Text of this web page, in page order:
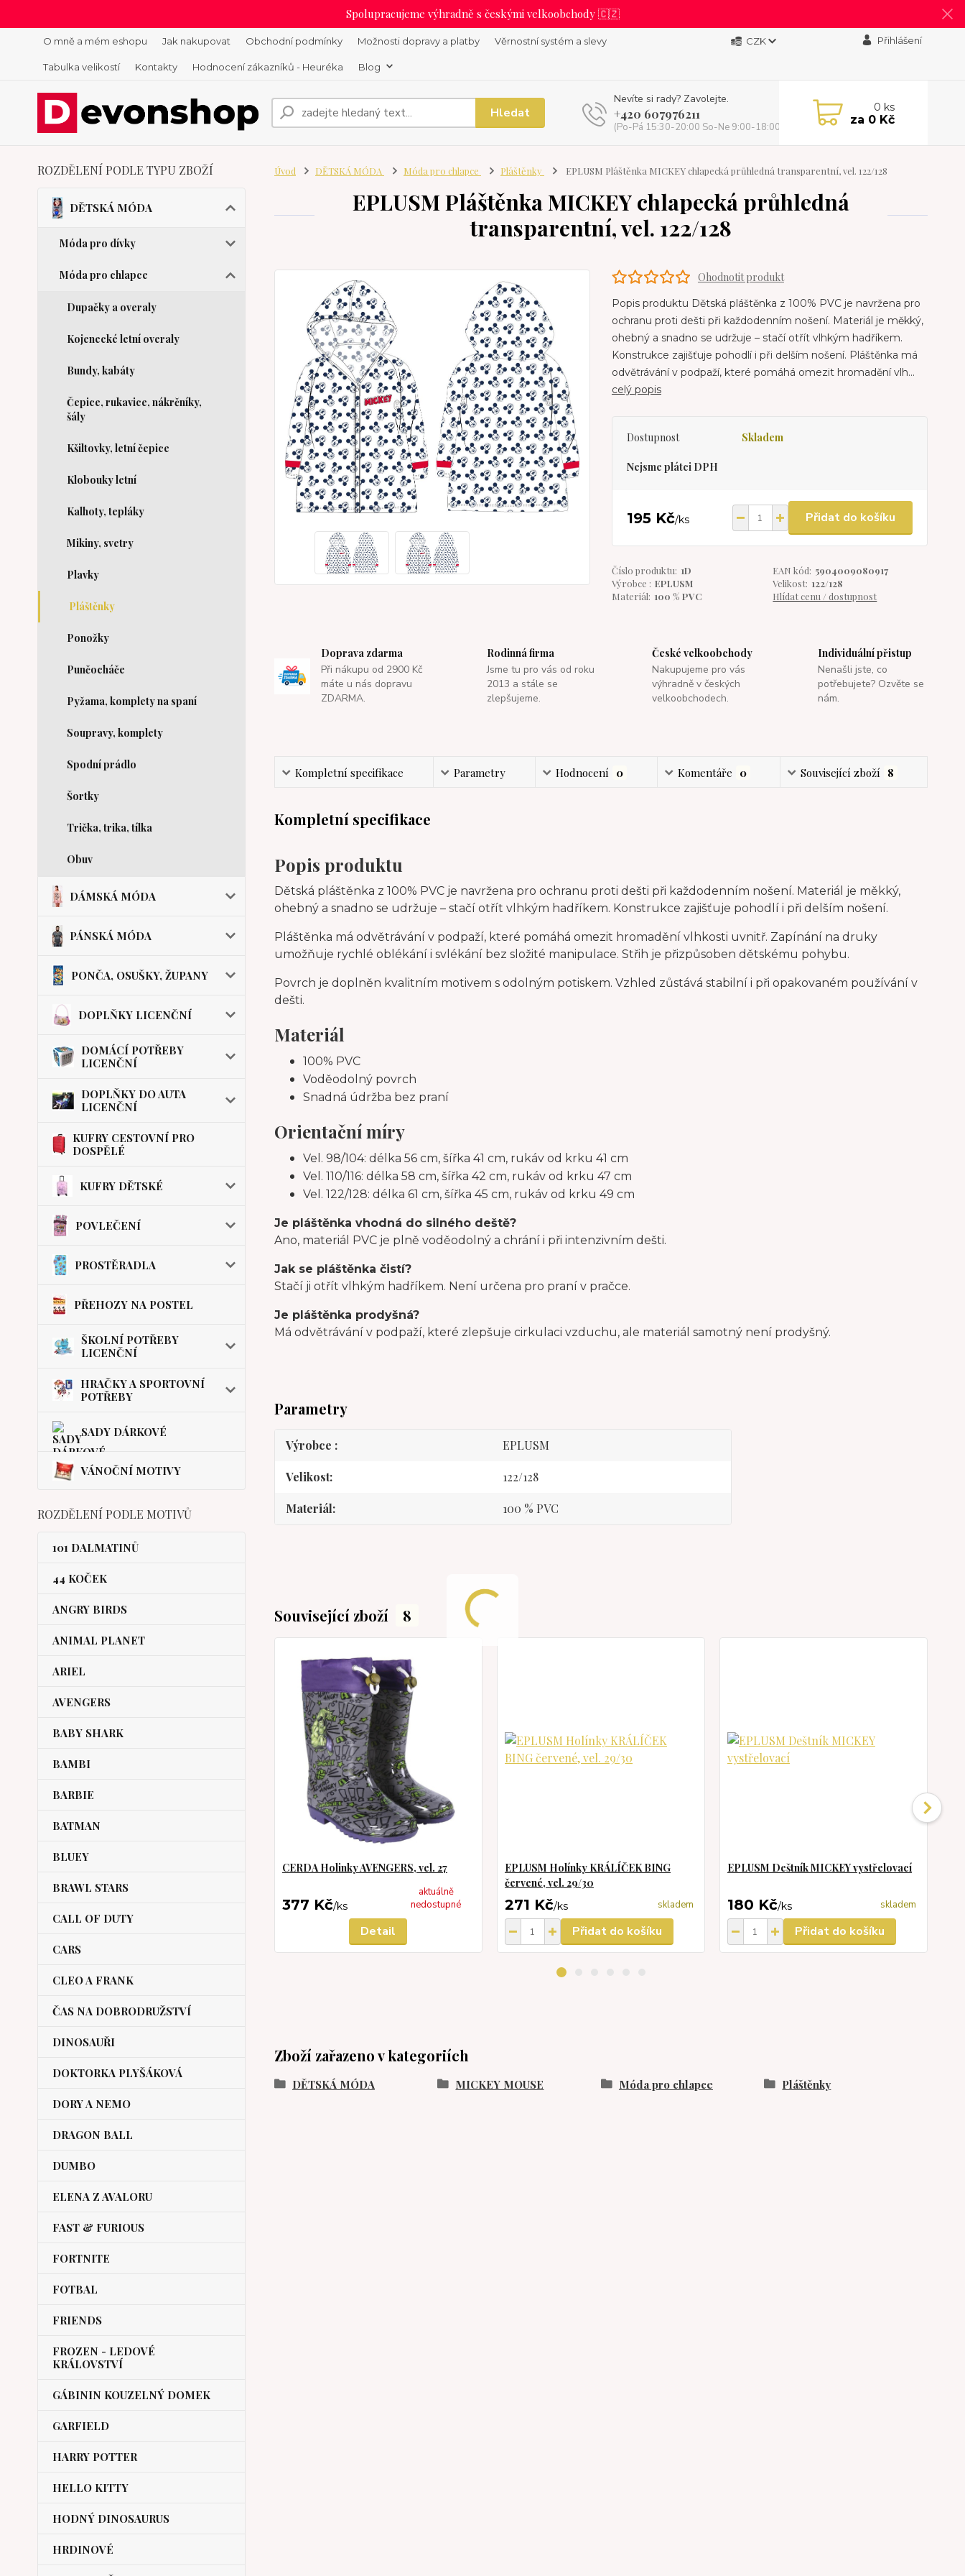
Spolupracujeme výhradně s českými velkoobchody 🇨🇿
O mně a mém eshopu Jak nakupovat Obchodní podmínky Možnosti dopravy a platby Věrnostní systém a slevy
Tabulka velikostí Kontakty Hodnocení zákazníků - Heuréka Blog
CZK Přihlášení
Hledat
Nevíte si rady? Zavolejte.
+420 607976211
(Po-Pá 15:30-20:00 So-Ne 9:00-18:00)
0 ks
za 0 Kč
ROZDĚLENÍ PODLE TYPU ZBOŽÍ
DĚTSKÁ MÓDA
Móda pro dívky
Móda pro chlapce
Dupačky a overaly
Kojenecké letní overaly
Bundy, kabáty
Čepice, rukavice, nákrčníky,
šály
Kšiltovky, letní čepice
Klobouky letní
Kalhoty, tepláky
Mikiny, svetry
Plavky
Pláštěnky
Ponožky
Punčocháče
Pyžama, komplety na spaní
Soupravy, komplety
Spodní prádlo
Šortky
Trička, trika, tílka
Obuv
DÁMSKÁ MÓDA
PÁNSKÁ MÓDA
PONČA, OSUŠKY, ŽUPANY
DOPLŇKY LICENČNÍ
DOMÁCÍ POTŘEBY
LICENČNÍ
DOPLŇKY DO AUTA
LICENČNÍ
KUFRY CESTOVNÍ PRO
DOSPĚLÉ
KUFRY DĚTSKÉ
POVLEČENÍ
PROSTĚRADLA
PŘEHOZY NA POSTEL
ŠKOLNÍ POTŘEBY
LICENČNÍ
HRAČKY A SPORTOVNÍ
POTŘEBY
SADY DÁRKOVÉ
VÁNOČNÍ MOTIVY
ROZDĚLENÍ PODLE MOTIVŮ
101 DALMATINŮ
44 KOČEK
ANGRY BIRDS
ANIMAL PLANET
ARIEL
AVENGERS
BABY SHARK
BAMBI
BARBIE
BATMAN
BLUEY
BRAWL STARS
CALL OF DUTY
CARS
CLEO A FRANK
ČAS NA DOBRODRUŽSTVÍ
DINOSAUŘI
DOKTORKA PLYŠÁKOVÁ
DORY A NEMO
DRAGON BALL
DUMBO
ELENA Z AVALORU
FAST & FURIOUS
FORTNITE
FOTBAL
FRIENDS
FROZEN - LEDOVÉ
KRÁLOVSTVÍ
GÁBININ KOUZELNÝ DOMEK
GARFIELD
HARRY POTTER
HELLO KITTY
HODNÝ DINOSAURUS
HRDINOVÉ
Úvod DĚTSKÁ MÓDA Móda pro chlapce Pláštěnky EPLUSM Pláštěnka MICKEY chlapecká průhledná transparentní, vel. 122/128
EPLUSM Pláštěnka MICKEY chlapecká průhledná
transparentní, vel. 122/128
Ohodnotit produkt
Popis produktu Dětská pláštěnka z 100% PVC je navržena pro
ochranu proti dešti při každodenním nošení. Materiál je měkký,
ohebný a snadno se udržuje – stačí otřít vlhkým hadříkem.
Konstrukce zajišťuje pohodlí i při delším nošení. Pláštěnka má
odvětrávání v podpaží, které pomáhá omezit hromadění vlh...
celý popis
Dostupnost Skladem
Nejsme plátci DPH
195 Kč/ks Přidat do košíku
Číslo produktu: 1D EAN kód: 5904009080917
Výrobce : EPLUSM Velikost: 122/128
Materiál: 100 % PVC Hlídat cenu / dostupnost
Doprava zdarma
Při nákupu od 2900 Kč
máte u nás dopravu
ZDARMA.
Rodinná firma
Jsme tu pro vás od roku
2013 a stále se
zlepšujeme.
České velkoobchody
Nakupujeme pro vás
výhradně v českých
velkoobchodech.
Individuální přistup
Nenašli jste, co
potřebujete? Ozvěte se
nám.
Kompletní specifikace Parametry Hodnocení 0 Komentáře 0 Související zboží 8
Kompletní specifikace
Popis produktu
Dětská pláštěnka z 100% PVC je navržena pro ochranu proti dešti při každodenním nošení. Materiál je měkký,
ohebný a snadno se udržuje – stačí otřít vlhkým hadříkem. Konstrukce zajišťuje pohodlí i při delším nošení.
Pláštěnka má odvětrávání v podpaží, které pomáhá omezit hromadění vlhkosti uvnitř. Zapínání na druky
umožňuje rychlé oblékání i svlékání bez složité manipulace. Střih je přizpůsoben dětskému pohybu.
Povrch je doplněn kvalitním motivem s odolným potiskem. Vzhled zůstává stabilní i při opakovaném používání v
dešti.
Materiál
100% PVC
Voděodolný povrch
Snadná údržba bez praní
Orientační míry
Vel. 98/104: délka 56 cm, šířka 41 cm, rukáv od krku 41 cm
Vel. 110/116: délka 58 cm, šířka 42 cm, rukáv od krku 47 cm
Vel. 122/128: délka 61 cm, šířka 45 cm, rukáv od krku 49 cm
Je pláštěnka vhodná do silného deště?
Ano, materiál PVC je plně voděodolný a chrání i při intenzivním dešti.
Jak se pláštěnka čistí?
Stačí ji otřít vlhkým hadříkem. Není určena pro praní v pračce.
Je pláštěnka prodyšná?
Má odvětrávání v podpaží, které zlepšuje cirkulaci vzduchu, ale materiál samotný není prodyšný.
Parametry
Výrobce EPLUSM
Velikost 122/128
Materiál 100 % PVC
Související zboží 8
CERDA Holinky AVENGERS, vel. 27
377 Kč/ks
aktuálně
nedostupné
Detail
EPLUSM Holínky KRÁLÍČEK BING
červené, vel. 29/30
271 Kč/ks skladem
Přidat do košíku
EPLUSM Deštník MICKEY vystřelovací
180 Kč/ks skladem
Přidat do košíku
Zboží zařazeno v kategoriích
DĚTSKÁ MÓDA MICKEY MOUSE Móda pro chlapce Pláštěnky